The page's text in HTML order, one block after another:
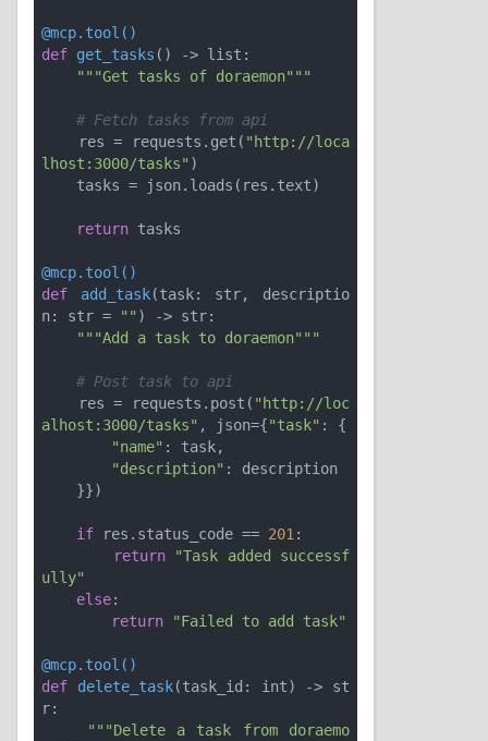
@mcp.tool()
def get_tasks ()
-> list:
"""Get tasks of doraemon"""
# Fetch tasks from api
    res = requests.get(
"http://loca
lhost:3000/tasks" )
return tasks
@mcp.tool()
def
add_task(task: str, descriptio
n: str =
"" )
-> str:
"""Add a task to doraemon"""
# Post task to api
    res = requests.post(
"http://loc
alhost:3000/tasks" , json={"task" : {
"name" : task,
"description" : description
if res.status_code == 201:
return
"Task added successf
ully"
else:
return
"Failed to add task"
@mcp.tool()
def
delete_task(task_id: int) -> st
r:
"""Delete a task from doraemo